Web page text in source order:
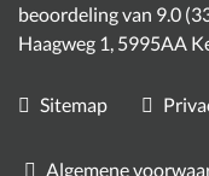
beoordeling van 9.0 (
Haagweg 1, 5995AA
Sitemap
Algemene